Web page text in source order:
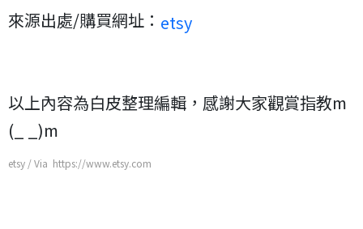
來源出處/購買網址： etsy
以上內容為白皮整理編輯，感謝大家觀賞指教m
(_ _)m
etsy / Via https://www.etsy.com